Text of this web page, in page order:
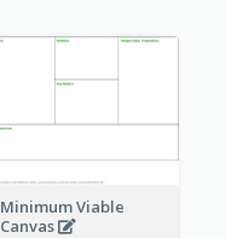
Minimum Viable
Canvas